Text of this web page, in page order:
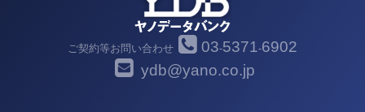
ご契約等お問い合わせ 03-5371-6902
ydb@yano.co.jp